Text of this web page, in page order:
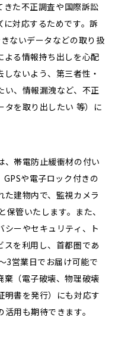
きた不正調査や国際訴訟
対応するためです。訴
ないデータなどの取り扱
よる情報持ち出しを心配
ないよう、第三者性・
い、情報漏洩など、不正
タを取り出したい 等）に
、帯電防止緩衝材の付い
や電子ロック付きの
建物内で、監視カメラ
管いたします。また、
ーやセキュリティ、ト
スを利用し、首都圏であ
3営業日でお届け可能で
棄（電子破壊、物理破壊
明書を発行）にも対応す
用も期待できます。